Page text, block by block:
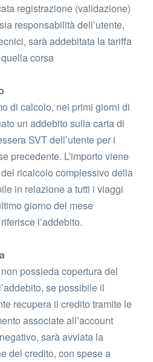
registrazione (validazione)
responsabilità dell’utente,
sarà addebitata la tariffa
corsa
di calcolo, nei primi giorni di
un addebito sulla carta di
SVT dell’utente per i
precedente. L’importo viene
ricalcolo complessivo della
in relazione a tutti i viaggi
giorno del mese
l’addebito.
possieda copertura del
se possibile il
recupera il credito tramite le
associate all’account
sarà avviata la
del credito, con spese a